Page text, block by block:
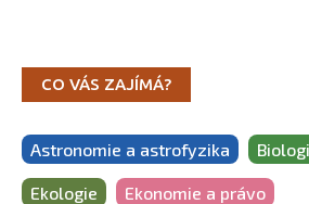
CO VÁS ZAJÍMÁ?
Astronomie a astrofyzika
Ekologie Ekonomie a právo